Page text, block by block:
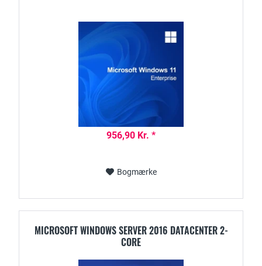
956,90 Kr. *
Bogmærke
MICROSOFT WINDOWS SERVER 2016 DATACENTER 2-
CORE